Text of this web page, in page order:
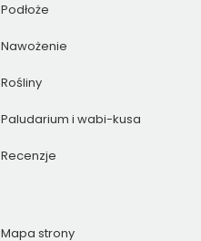
Podłoże
Nawożenie
Rośliny
Paludarium i wabi-kusa
Recenzje
Mapa strony